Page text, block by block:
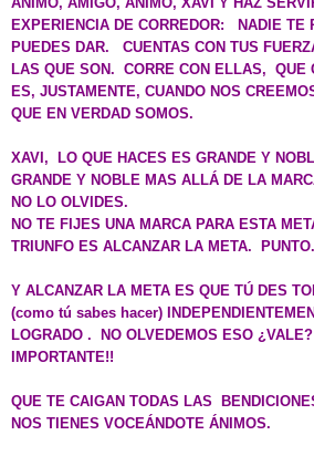
EXPERIENCIA DE CORREDOR: NADIE TE
PUEDES DAR. CUENTAS CON TUS
LAS QUE SON. CORRE CON ELLAS, QUE
ES, JUSTAMENTE, CUANDO NOS
QUE EN VERDAD SOMOS.
XAVI, LO QUE HACES ES GRANDE Y
GRANDE Y NOBLE MAS ALLÁ DE LA
NO LO OLVIDES.
NO TE FIJES UNA MARCA PARA ESTA
TRIUNFO ES ALCANZAR LA META. PUNTO.
Y ALCANZAR LA META ES QUE TÚ DES
(como tú sabes hacer)
LOGRADO . NO OLVEDEMOS ESO
IMPORTANTE!!
QUE TE CAIGAN TODAS LAS
NOS TIENES VOCEÁNDOTE ÁNIMOS.